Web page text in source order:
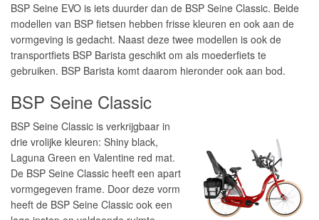
BSP Seine EVO is iets duurder dan de BSP Seine Classic. Beide
modellen van BSP fietsen hebben frisse kleuren en ook aan de
vormgeving is gedacht. Naast deze twee modellen is ook de
transportfiets BSP Barista geschikt om als moederfiets te
gebruiken. BSP Barista komt daarom hieronder ook aan bod.
BSP Seine Classic
BSP Seine Classic is verkrijgbaar in
drie vrolijke kleuren: Shiny black,
Laguna Green en Valentine red mat.
De BSP Seine Classic heeft een apart
vormgegeven frame. Door deze vorm
heeft de BSP Seine Classic ook een